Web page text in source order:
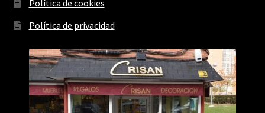
Política de cookies
Política de privacidad